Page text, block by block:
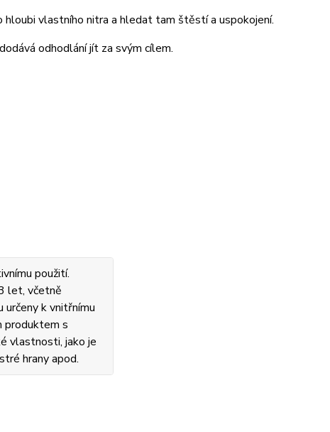
vlastního nitra a hledat tam štěstí a uspokojení.
odhodlání jít za svým cílem.
použití.
let, včetně
určeny k vnitřnímu
produktem s
vlastnosti, jako je
hrany apod.